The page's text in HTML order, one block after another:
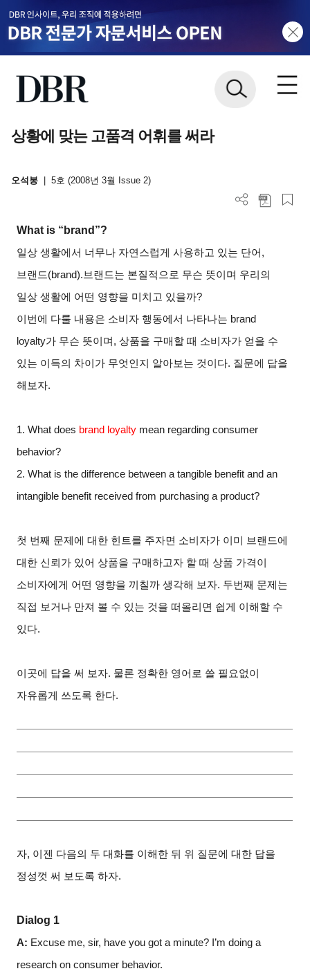
상황에 맞는 고품격 어휘를 써라
오석봉 5호 (2008년 3월 Issue 2)
What is “brand”?
일상 생활에서 너무나 자연스럽게 사용하고 있는 단어,
브랜드(brand).브랜드는 본질적으로 무슨 뜻이며 우리의
일상 생활에 어떤 영향을 미치고 있을까?
이번에 다룰 내용은 소비자 행동에서 나타나는 brand
loyalty가 무슨 뜻이며, 상품을 구매할 때 소비자가 얻을 수
있는 이득의 차이가 무엇인지 알아보는 것이다. 질문에 답을
해보자.
1. What does brand loyalty mean regarding consumer
behavior?
2. What is the difference between a tangible benefit and an
intangible benefit received from purchasing a product?
첫 번째 문제에 대한 힌트를 주자면 소비자가 이미 브랜드에
대한 신뢰가 있어 상품을 구매하고자 할 때 상품 가격이
소비자에게 어떤 영향을 끼칠까 생각해 보자. 두번째 문제는
직접 보거나 만져 볼 수 있는 것을 떠올리면 쉽게 이해할 수
있다.
이곳에 답을 써 보자. 물론 정확한 영어로 쓸 필요없이
자유롭게 쓰도록 한다.
자, 이젠 다음의 두 대화를 이해한 뒤 위 질문에 대한 답을
정성껏 써 보도록 하자.
Dialog 1
A: Excuse me, sir, have you got a minute? I’m doing a
research on consumer behavior.